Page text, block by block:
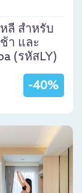
ลี สำหรับ
า และ
(รหัสLY)
-40%